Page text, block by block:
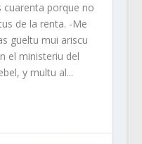
cuarenta porque no
de la renta. -Me
güeltu mui ariscu
el ministeriu del
y multu al...